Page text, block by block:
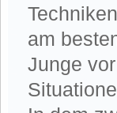
am
Junge